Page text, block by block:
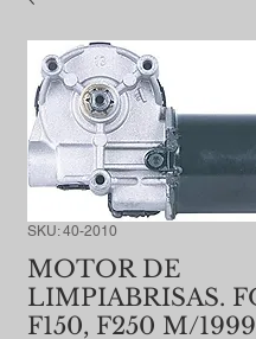
SKU: 40-2010
MOTOR DE
LIMPIABRISAS.
F150, F250 M/1999